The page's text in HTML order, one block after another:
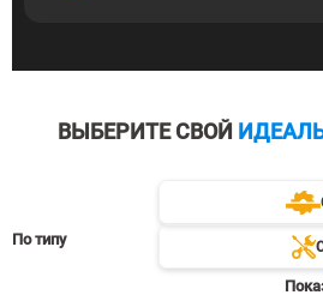
ВЫБЕРИТЕ СВОЙ
По типу